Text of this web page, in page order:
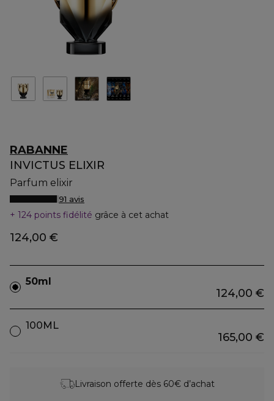
RABANNE
INVICTUS ELIXIR
Parfum elixir
91 avis
124 points fidélité grâce à cet achat
124,00 €
50ml
124,00 €
100ML
165,00 €
Livraison offerte dès 60€ d’achat